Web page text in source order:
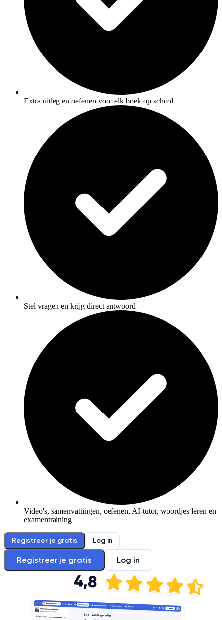
Extra uitleg en oefenen voor elk boek op school
Stel vragen en krijg direct antwoord
Video's, samenvattingen, oefenen, AI-tutor, woordjes leren en
examentraining
Registreer je gratis Log in
Registreer je gratis Log in